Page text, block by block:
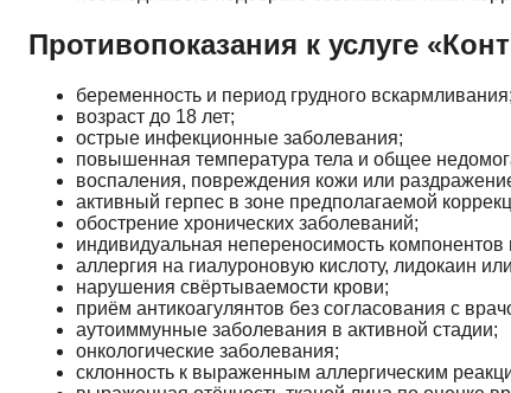
Противопоказания к услуге
беременность и период грудного вскармливания;
возраст до 18 лет;
острые инфекционные заболевания;
повышенная температура тела и общее
воспаления, повреждения кожи или
активный герпес в зоне предполагаемой
обострение хронических заболеваний;
индивидуальная непереносимость
аллергия на гиалуроновую кислоту, лидокаин
нарушения свёртываемости крови;
приём антикоагулянтов без согласования с
аутоиммунные заболевания в активной стадии;
онкологические заболевания;
склонность к выраженным аллергическим